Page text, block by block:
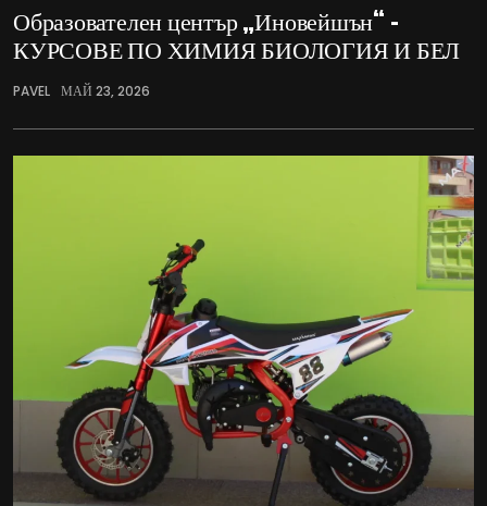
Образователен център „Иновейшън“ –
КУРСОВЕ ПО ХИМИЯ БИОЛОГИЯ И БЕЛ
PAVEL МАЙ 23, 2026